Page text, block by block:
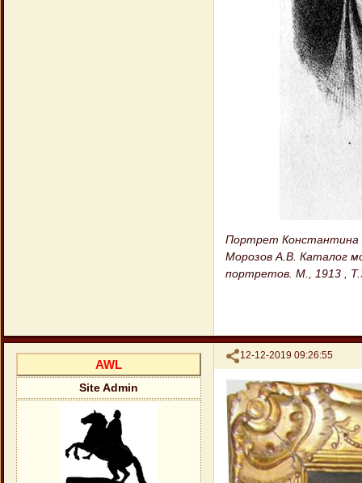
Портрет Константина
Морозов А.В. Каталог
портретов. М., 1913 ,
Поделиться
12-12-2019 09:26:55
AWL
Site Admin